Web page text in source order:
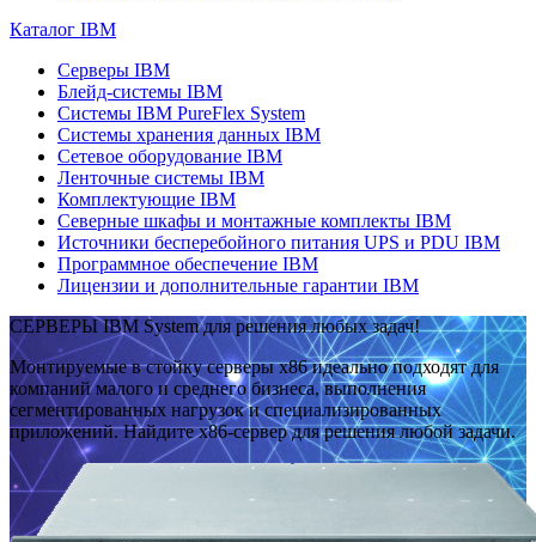
Каталог IBM
Серверы IBM
Блейд-системы IBM
Системы IBM PureFlex System
Системы хранения данных IBM
Сетевое оборудование IBM
Ленточные системы IBM
Комплектующие IBM
Северные шкафы и монтажные комплекты IBM
Источники бесперебойного питания UPS и PDU IBM
Программное обеспечение IBM
Лицензии и дополнительные гарантии IBM
СЕРВЕРЫ IBM System для решения любых задач!
Монтируемые в стойку серверы x86 идеально подходят для
компаний малого и среднего бизнеса, выполнения
сегментированных нагрузок и специализированных
приложений. Найдите x86-сервер для решения любой задачи.